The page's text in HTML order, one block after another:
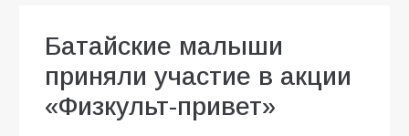
Батайские малыши
приняли участие в акции
«Физкульт-привет»